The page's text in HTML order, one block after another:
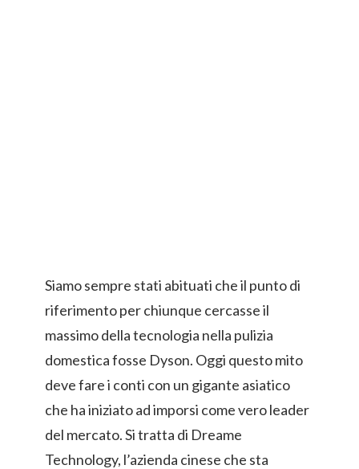
Siamo sempre stati abituati che il punto di
riferimento per chiunque cercasse il
massimo della tecnologia nella pulizia
domestica fosse Dyson. Oggi questo mito
deve fare i conti con un gigante asiatico
che ha iniziato ad imporsi come vero leader
del mercato. Si tratta di Dreame
Technology, l’azienda cinese che sta